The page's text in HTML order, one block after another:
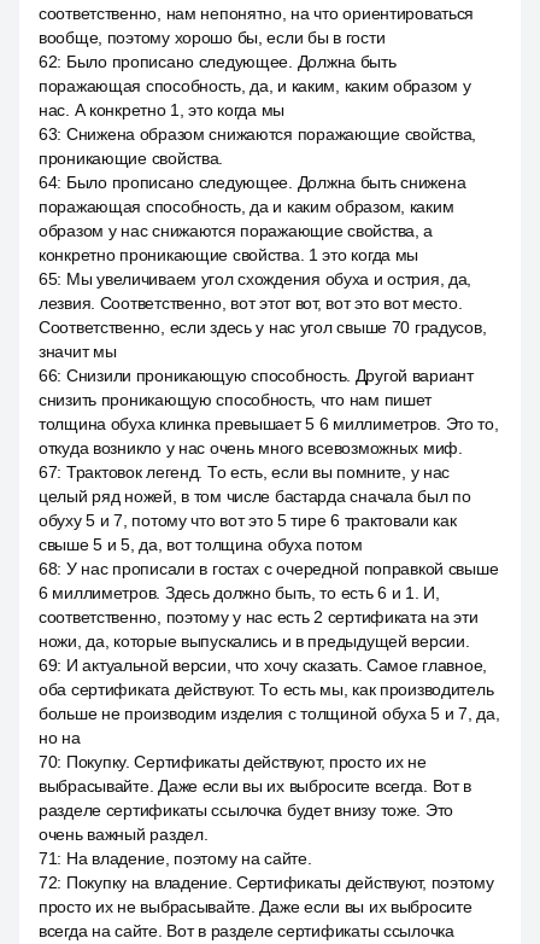
соответственно, нам непонятно, на что ориентироваться
вообще, поэтому хорошо бы, если бы в гости
62: Было прописано следующее. Должна быть
поражающая способность, да, и каким, каким образом у
нас. А конкретно 1, это когда мы
63: Снижена образом снижаются поражающие свойства,
проникающие свойства.
64: Было прописано следующее. Должна быть снижена
поражающая способность, да и каким образом, каким
образом у нас снижаются поражающие свойства, а
конкретно проникающие свойства. 1 это когда мы
65: Мы увеличиваем угол схождения обуха и острия, да,
лезвия. Соответственно, вот этот вот, вот это вот место.
Соответственно, если здесь у нас угол свыше 70 градусов,
значит мы
66: Снизили проникающую способность. Другой вариант
снизить проникающую способность, что нам пишет
толщина обуха клинка превышает 5 6 миллиметров. Это то,
откуда возникло у нас очень много всевозможных миф.
67: Трактовок легенд. То есть, если вы помните, у нас
целый ряд ножей, в том числе бастарда сначала был по
обуху 5 и 7, потому что вот это 5 тире 6 трактовали как
свыше 5 и 5, да, вот толщина обуха потом
68: У нас прописали в гостах с очередной поправкой свыше
6 миллиметров. Здесь должно быть, то есть 6 и 1. И,
соответственно, поэтому у нас есть 2 сертификата на эти
ножи, да, которые выпускались и в предыдущей версии.
69: И актуальной версии, что хочу сказать. Самое главное,
оба сертификата действуют. То есть мы, как производитель
больше не производим изделия с толщиной обуха 5 и 7, да,
но на
70: Покупку. Сертификаты действуют, просто их не
выбрасывайте. Даже если вы их выбросите всегда. Вот в
разделе сертификаты ссылочка будет внизу тоже. Это
очень важный раздел.
71: На владение, поэтому на сайте.
72: Покупку на владение. Сертификаты действуют, поэтому
просто их не выбрасывайте. Даже если вы их выбросите
всегда на сайте. Вот в разделе сертификаты ссылочка